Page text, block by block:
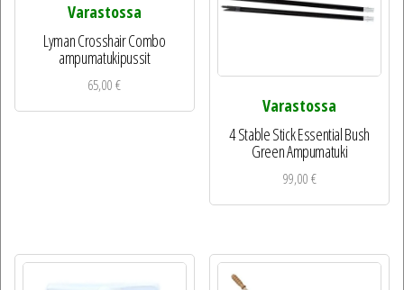
Varastossa
Lyman Crosshair Combo
ampumatukipussit
65,00€
Varastossa
4 Stable Stick Essential Bush
Green Ampumatuki
99,00€